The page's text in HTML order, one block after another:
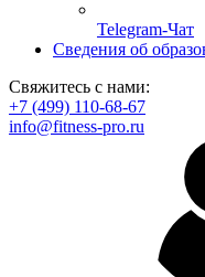
Telegram-Чат
Сведения об
Свяжитесь с нами:
+7 (499) 110-68-67
info@fitness-pro.ru